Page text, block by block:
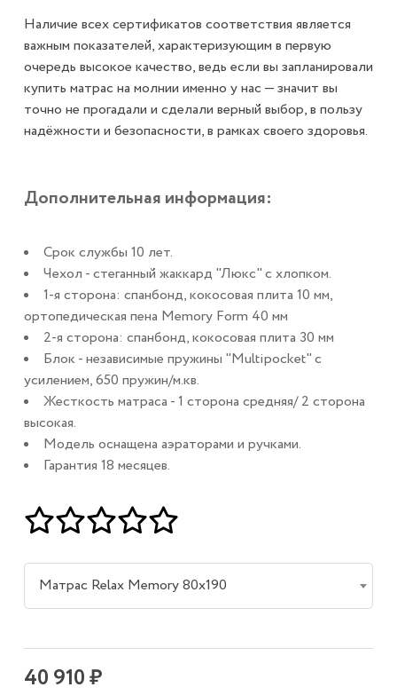
Наличие всех сертификатов соответствия является
важным показателей, характеризующим в первую
очередь высокое качество, ведь если вы запланировали
купить матрас на молнии именно у нас — значит вы
точно не прогадали и сделали верный выбор, в пользу
надёжности и безопасности, в рамках своего здоровья.
Дополнительная информация:
Срок службы 10 лет.
Чехол - стеганный жаккард "Люкс" с хлопком.
1-я сторона: спанбонд, кокосовая плита 10 мм,
ортопедическая пена Memory Form 40 мм
2-я сторона: спанбонд, кокосовая плита 30 мм
Блок - независимые пружины "Multipocket" с
усилением, 650 пружин/м.кв.
Жесткость матраса - 1 сторона средняя/ 2 сторона
высокая.
Модель оснащена аэраторами и ручками.
Гарантия 18 месяцев.
Матрас Relax Memory 80х190
40 910 ₽